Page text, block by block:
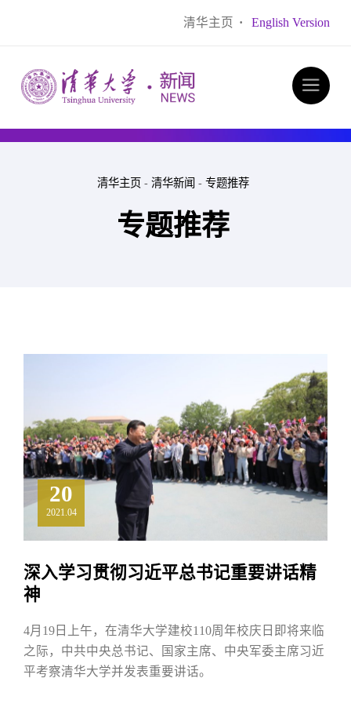
清华主页 · English Version
清华主页 - 清华新闻 - 专题推荐
专题推荐
20
2021.04
深入学习贯彻习近平总书记重要讲话精
神
4月19日上午，在清华大学建校110周年校庆日即将来临
之际，中共中央总书记、国家主席、中央军委主席习近
平考察清华大学并发表重要讲话。